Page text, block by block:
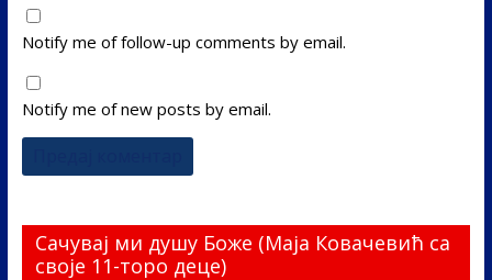
Notify me of follow-up comments by email.
Notify me of new posts by email.
Сачувај ми душу Боже (Маја Ковачевић са
своје 11-торо деце)